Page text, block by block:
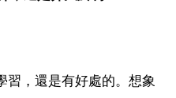
習，還是有好處的。想象